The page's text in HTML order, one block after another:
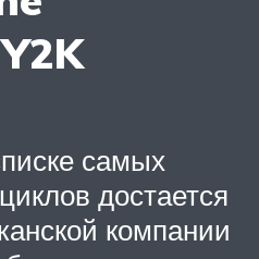
самых
достается
компании